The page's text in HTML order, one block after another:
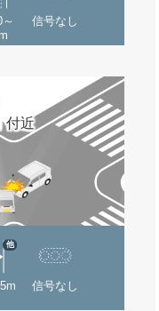
信号なし
付近
他
信号なし